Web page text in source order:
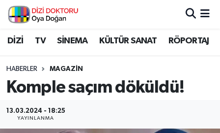
DİZİ TV SİNEMA KÜLTÜR SANAT RÖPORTAJ
HABERLER MAGAZİN
Komple saçım döküldü!
13.03.2024 - 18:25
YAYINLANMA
İstanbul Nöbetçi Eczaneler
İstanbul Namaz Vakitleri
İstanbul Trafik Yoğunluk Haritası